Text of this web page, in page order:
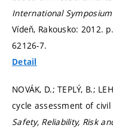
International
Vídeň, Rakousko: 2012.
62126-7.
Detail
NOVÁK, D.; TEPLÝ, B.;
cycle assessment of
Safety, Reliability, Risk